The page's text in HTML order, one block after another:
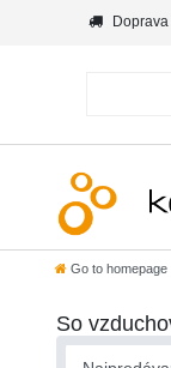
Go to homepage
So